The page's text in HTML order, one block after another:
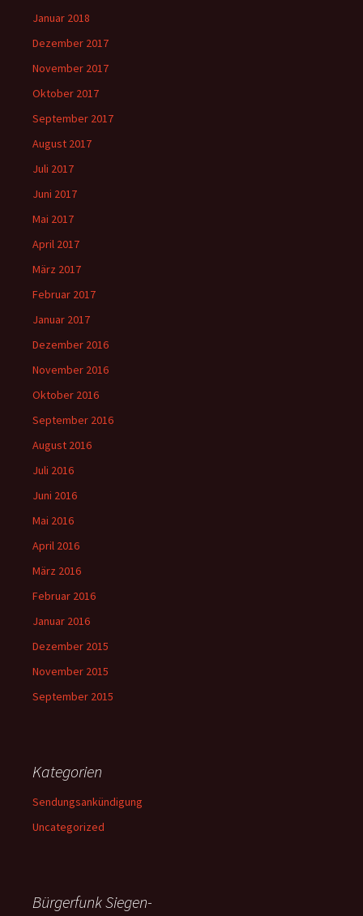
Januar 2018
Dezember 2017
November 2017
Oktober 2017
September 2017
August 2017
Juli 2017
Juni 2017
Mai 2017
April 2017
März 2017
Februar 2017
Januar 2017
Dezember 2016
November 2016
Oktober 2016
September 2016
August 2016
Juli 2016
Juni 2016
Mai 2016
April 2016
März 2016
Februar 2016
Januar 2016
Dezember 2015
November 2015
September 2015
Kategorien
Sendungsankündigung
Uncategorized
Bürgerfunk Siegen-